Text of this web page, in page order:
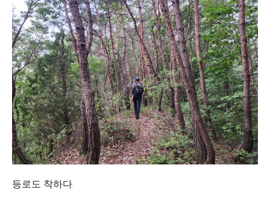
등로도 착하다.